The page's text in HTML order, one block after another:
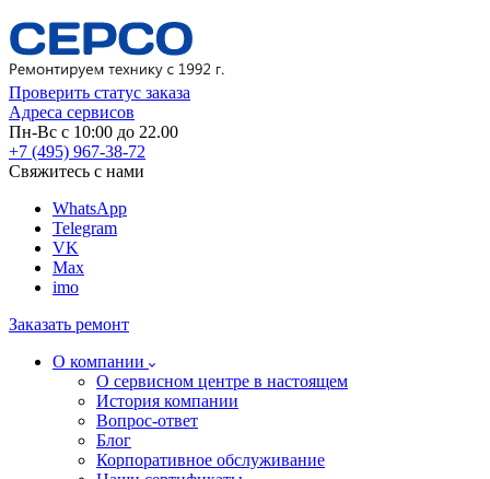
Проверить статус заказа
Адреса сервисов
Пн-Вс с 10:00 до 22.00
+7 (495) 967-38-72
Свяжитесь с нами
WhatsApp
Telegram
VK
Max
imo
Заказать ремонт
О компании
О сервисном центре в настоящем
История компании
Вопрос-ответ
Блог
Корпоративное обслуживание